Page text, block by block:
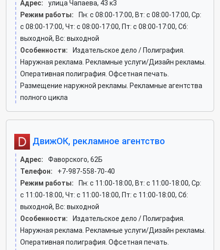
Адрес:
улица Чапаева, 43 к3
Режим работы:
Пн: c 08:00-17:00, Вт: c 08:00-17:00, Ср:
c 08:00-17:00, Чт: c 08:00-17:00, Пт: c 08:00-17:00, Сб:
выходной, Вс: выходной
Особенности:
Издательское дело / Полиграфия.
Наружная реклама. Рекламные услуги/Дизайн рекламы.
Оперативная полиграфия. Офсетная печать.
Размещение наружной рекламы. Рекламные агентства
полного цикла
ДвижОК, рекламное агентство
Адрес:
Фаворского, 62Б
Телефон:
+7-987-558-70-40
Режим работы:
Пн: c 11:00-18:00, Вт: c 11:00-18:00, Ср:
c 11:00-18:00, Чт: c 11:00-18:00, Пт: c 11:00-18:00, Сб:
выходной, Вс: выходной
Особенности:
Издательское дело / Полиграфия.
Наружная реклама. Рекламные услуги/Дизайн рекламы.
Оперативная полиграфия. Офсетная печать.